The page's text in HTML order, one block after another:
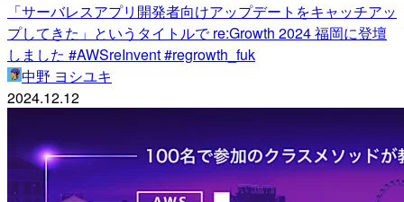
「サーバレスアプリ開発者向けアップデートをキャッチアッ
プしてきた」というタイトルで re:Growth 2024 福岡に登壇
しました #AWSreInvent #regrowth_fuk
中野 ヨシユキ
2024.12.12